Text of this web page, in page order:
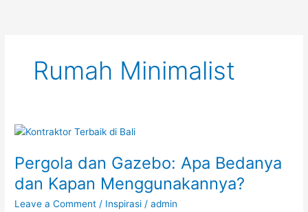
Rumah Minimalist
Pergola dan Gazebo: Apa Bedanya
dan Kapan Menggunakannya?
Leave a Comment / Inspirasi /admin
Pergola
Gazebo:
Apa
Bedanya
dan